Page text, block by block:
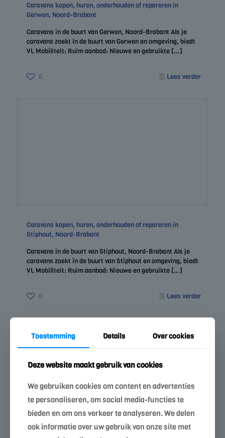
Caravans kopen, huren, onderhouden of repareren in
Gerwen, Noord-Brabant
Caravans in de buurt van Gerwen, Noord-Brabant Als je
caravans zoekt in de buurt van Gerwen en omgeving, biedt
VL Mobiliteit: Ruim aanbod: Nieuwe en gebruikte […]
0 Lees verder
Caravans kopen, huren, onderhouden of repareren in
Stiphout, Noord-Brabant
Caravans in de buurt van Stiphout, Noord-Brabant Als je
caravans zoekt in de buurt van Stiphout en omgeving, biedt
VL Mobiliteit: Ruim aanbod: Nieuwe en gebruikte […]
0 Lees verder
Toestemming Details Over cookies
Deze website maakt gebruik van cookies
We gebruiken cookies om content en advertenties
te personaliseren, om social media-functies te
bieden en om ons verkeer te analyseren. We delen
ook informatie over uw gebruik van onze site met